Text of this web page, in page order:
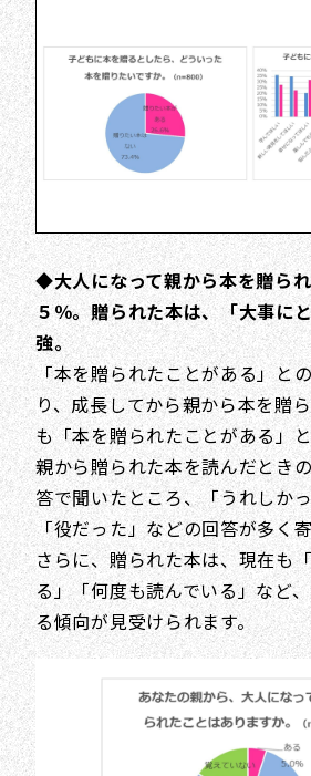
◆大人になって親から本を贈ら
５％。贈られた本は、「大事に
強。
「本を贈られたことがある」と
り、成長してから親から本を贈
も「本を贈られたことがある」
親から贈られた本を読んだとき
答で聞いたところ、「うれしか
「役だった」などの回答が多く
さらに、贈られた本は、現在も
る」「何度も読んでいる」など
る傾向が見受けられます。